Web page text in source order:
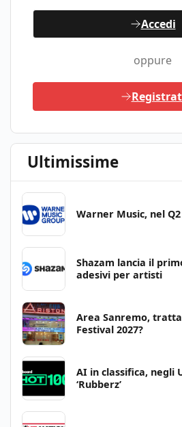
Accedi
oppure
Ultimissime
Warner Music, nel
Shazam lancia il
adesivi per artisti
Area Sanremo,
Festival 2027?
AI in classifica, negli
‘Rubberz’